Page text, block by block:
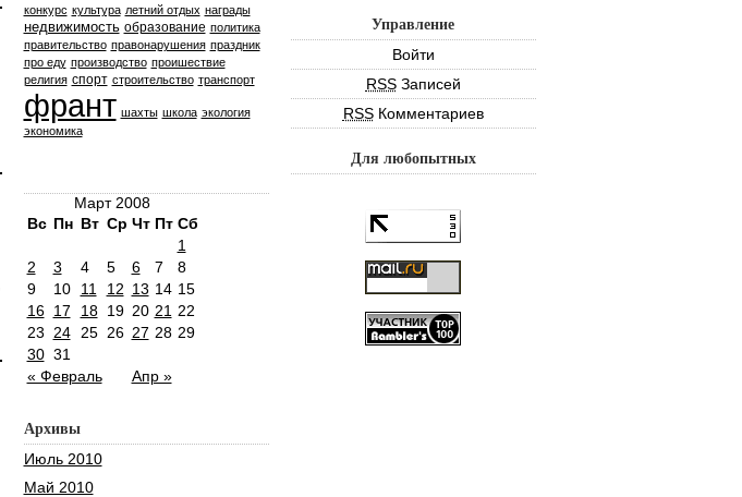
конкурс культура летний отдых награды
недвижимость образование политика
правительство правонарушения праздник
про еду производство проишествие
религия спорт строительство транспорт
франт шахты школа экология
экономика
Март 2008
Вс Пн Вт Ср Чт Пт Сб
« Февраль Апр »
1
2
3 4 5 6 7
8
9
10 11 12 13 14 15
16 17 18 19 20 21 22
23
24 25 26 27 28 29
30 31
Архивы
Июль 2010
Май 2010
Управление
Войти
RSSЗаписей
RSSКомментариев
Для любопытных